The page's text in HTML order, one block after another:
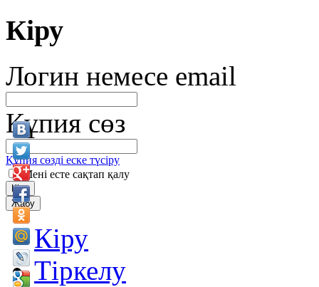
Кіру
Логин немесе email
Құпия сөз
Құпия сөзді еске түсіру
Мені есте сақтап қалу
Кіру
Жабу
Кіру
Тіркелу